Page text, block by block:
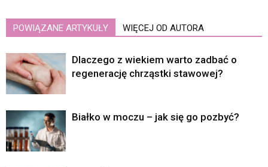
POWIĄZANE ARTYKUŁY WIĘCEJ OD AUTORA
Dlaczego z wiekiem warto zadbać o
regenerację chrząstki stawowej?
Białko w moczu – jak się go pozbyć?